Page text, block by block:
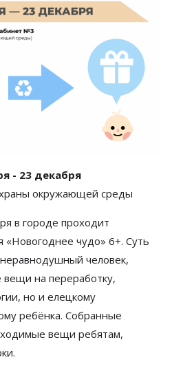
- 23 декабря
окружающей среды
в городе проходит
«Новогоднее чудо» 6+. Суть
человек,
вещи на переработку,
но и елецкому
ребёнка. Собранные
вещи ребятам,